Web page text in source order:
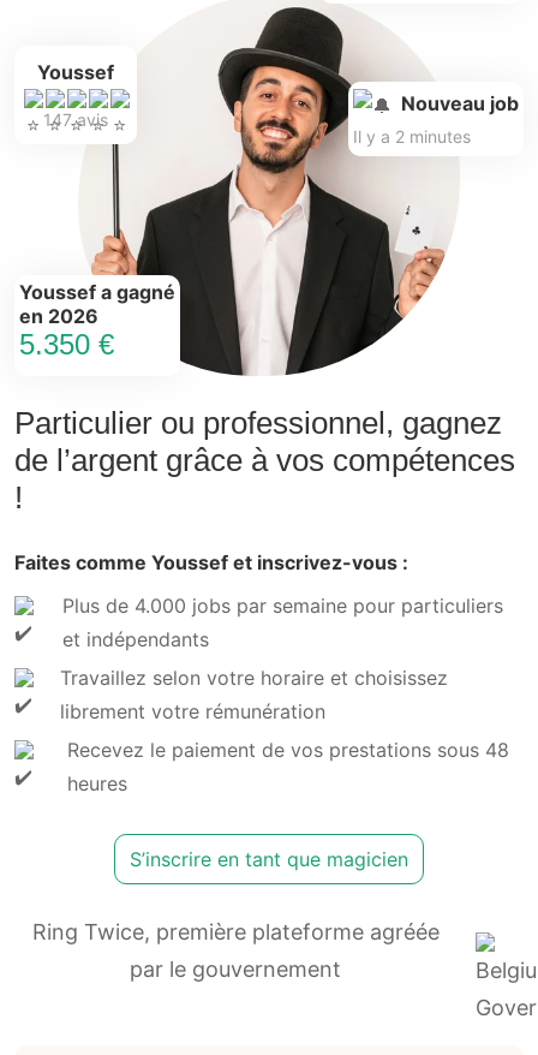
Particulier ou professionnel, gagnez
de l’argent grâce à vos compétences
!
Faites comme Youssef et inscrivez-vous :
Plus de 4.000 jobs par semaine pour particuliers
et indépendants
Travaillez selon votre horaire et choisissez
librement votre rémunération
Recevez le paiement de vos prestations sous 48
heures
S’inscrire en tant que magicien
Youssef
147 avis
Youssef a gagné
en 2026
5.350 €
Nouveau job
Il y a 2 minutes
Ring Twice, première plateforme agréée
par le gouvernement